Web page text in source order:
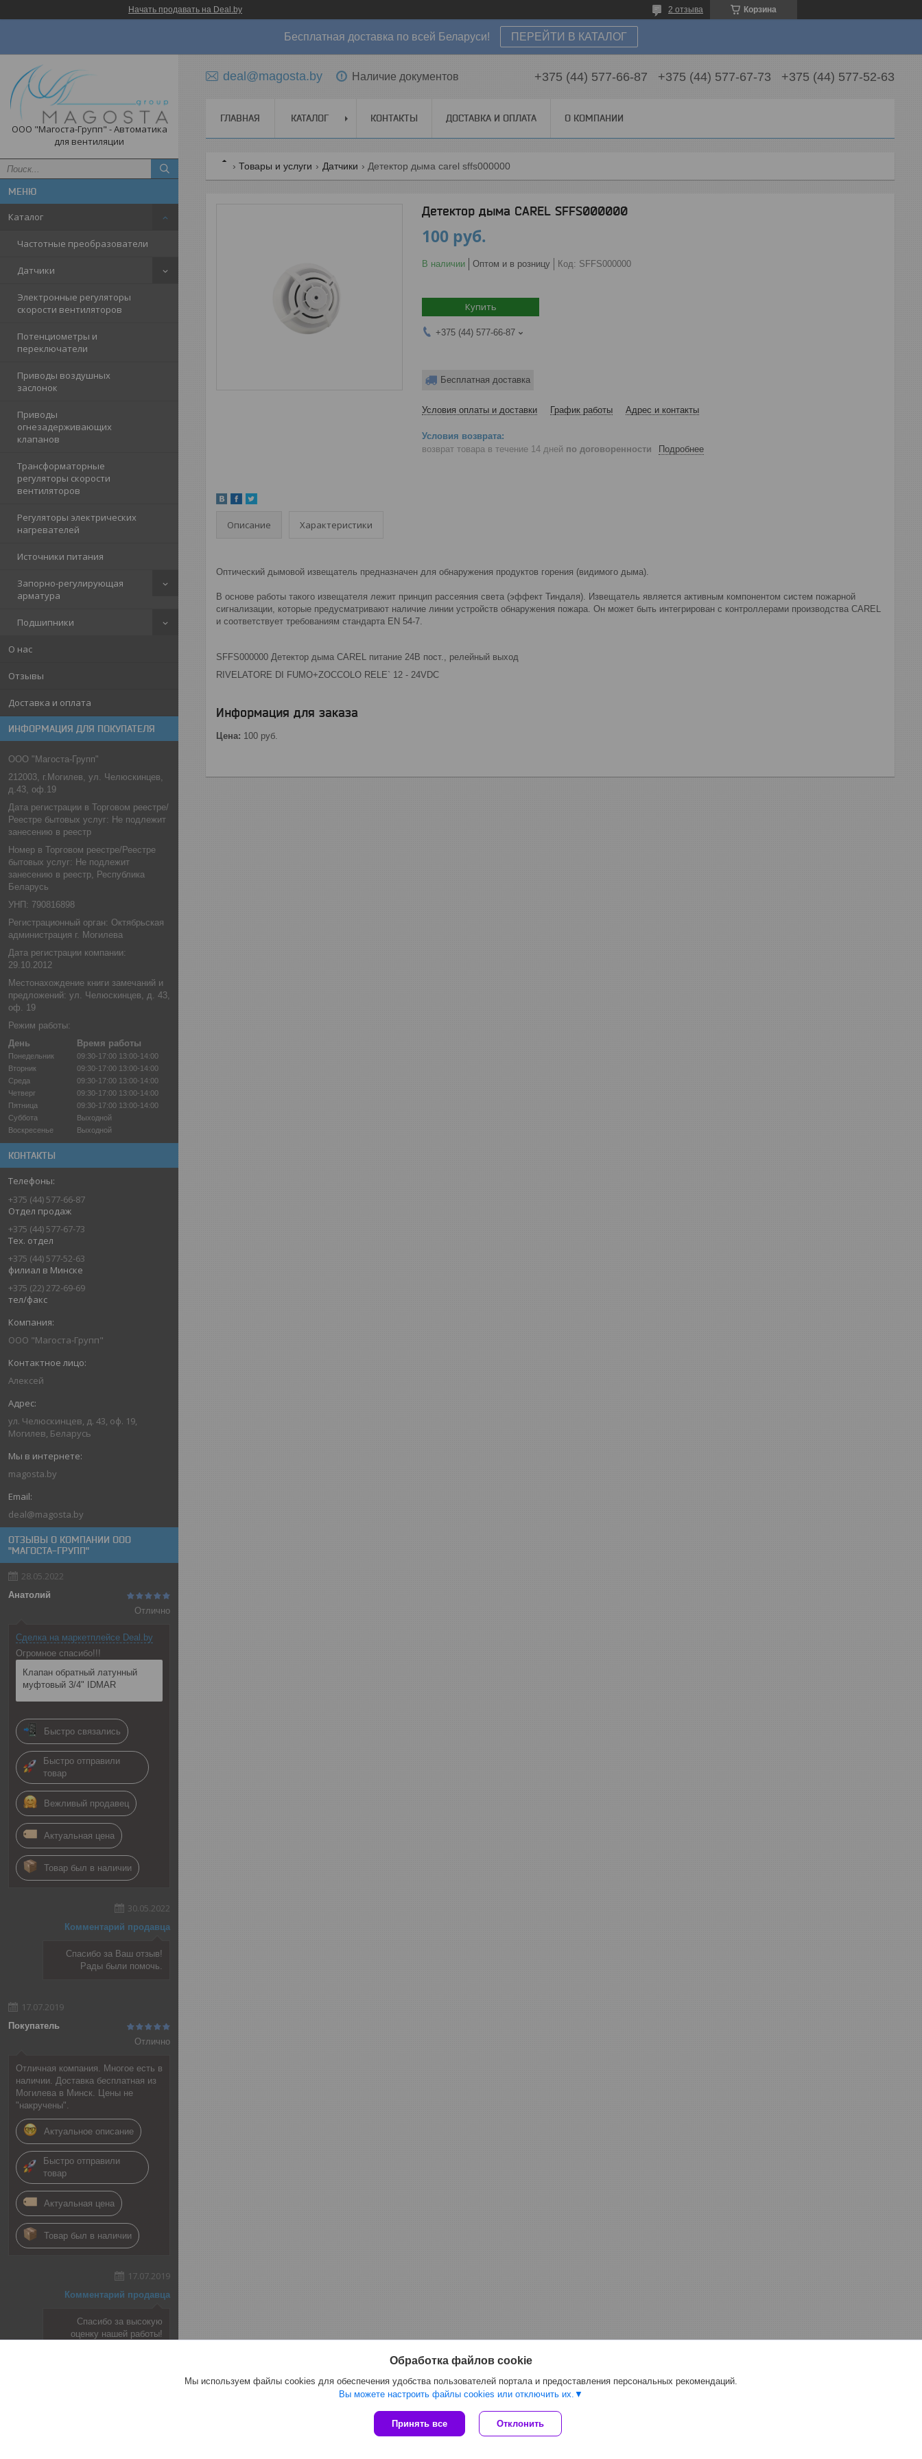
Начать продавать на Deal.by Корзина
2 отзыва
Бесплатная доставка по всей Беларуси! ПЕРЕЙТИ В КАТАЛОГ
ООО "Магоста-Групп" - Автоматика
для вентиляции
Каталог
Частотные преобразователи
Датчики
Электронные регуляторы
скорости вентиляторов
Потенциометры и
переключатели
Приводы воздушных
заслонок
Приводы
огнезадерживающих
клапанов
Трансформаторные
регуляторы скорости
вентиляторов
Регуляторы электрических
нагревателей
Источники питания
Запорно-регулирующая
арматура
Подшипники
О нас
Отзывы
Доставка и оплата
ИНФОРМАЦИЯ ДЛЯ ПОКУПАТЕЛЯ
ООО "Магоста-Групп"
212003, г.Могилев, ул. Челюскинцев,
д.43, оф.19
Дата регистрации в Торговом реестре/
Реестре бытовых услуг: Не подлежит
занесению в реестр
Номер в Торговом реестре/Реестре
бытовых услуг: Не подлежит
занесению в реестр, Республика
Беларусь
УНП: 790816898
Регистрационный орган: Октябрьская
администрация г. Могилева
Дата регистрации компании:
29.10.2012
Местонахождение книги замечаний и
предложений: ул. Челюскинцев, д. 43,
оф. 19
Режим работы:
День
Время работы
Понедельник 09:30-17:00 13:00-14:00
Вторник
09:30-17:00 13:00-14:00
Среда
09:30-17:00 13:00-14:00
Четверг
09:30-17:00 13:00-14:00
Пятница
09:30-17:00 13:00-14:00
Суббота
Выходной
Воскресенье
Выходной
КОНТАКТЫ
+375 (44) 577-66-87
Отдел продаж
+375 (44) 577-67-73
Тех. отдел
+375 (44) 577-52-63
филиал в Минске
+375 (22) 272-69-69
тел/факс
ООО "Магоста-Групп"
Алексей
ул. Челюскинцев, д. 43, оф. 19,
Могилев, Беларусь
magosta.by
deal@magosta.by
ОТЗЫВЫ О КОМПАНИИ ООО
"МАГОСТА-ГРУПП"
28.05.2022
Анатолий
Отлично
Сделка на маркетплейсе Deal.by
Огромное спасибо!!!
Клапан обратный латунный
муфтовый 3/4" IDMAR
Быстро связались
Быстро отправили
товар
Вежливый продавец
Актуальная цена
Товар был в наличии
30.05.2022
Комментарий продавца
Спасибо за Ваш отзыв!
Рады были помочь.
17.07.2019
Покупатель
Отлично
Отличная компания. Многое есть в
наличии. Доставка бесплатная из
Могилева в Минск. Цены не
"накручены".
Актуальное описание
Быстро отправили
товар
Актуальная цена
Товар был в наличии
17.07.2019
Комментарий продавца
Спасибо за высокую
оценку нашей работы!
deal@magosta.by Наличие документов +375 (44) 577-66-87 +375 (44) 577-67-73 +375 (44) 577-52-63
ГЛАВНАЯ КАТАЛОГ КОНТАКТЫ ДОСТАВКА И ОПЛАТА О КОМПАНИИ
Товары и услуги Датчики Детектор дыма carel sffs000000
Детектор дыма CAREL SFFS000000
100 руб.
В наличии Оптом и в розницу Код: SFFS000000
Купить
+375 (44) 577-66-87
Бесплатная доставка
Условия оплаты и доставки График работы Адрес и контакты
возврат товара в течение 14 дней по договоренности Подробнее
Описание Характеристики
Оптический дымовой извещатель предназначен для обнаружения продуктов горения (видимого дыма).
В основе работы такого извещателя лежит принцип рассеяния света (эффект Тиндаля). Извещатель является активным компонентом систем пожарной
сигнализации, которые предусматривают наличие линии устройств обнаружения пожара. Он может быть интегрирован с контроллерами производства CAREL
и соответствует требованиям стандарта EN 54-7.
SFFS000000 Детектор дыма CAREL питание 24В пост., релейный выход
RIVELATORE DI FUMO+ZOCCOLO RELE` 12 - 24VDC
Информация для заказа
Цена: 100 руб.
Сайт создан на платформе Deal.by
Политика обработки файлов cookies
Обработка файлов cookie
Мы используем файлы cookies для обеспечения удобства пользователей портала и предоставления персональных рекомендаций.
Вы можете настроить файлы cookies или отключить их.
Принять все Отклонить